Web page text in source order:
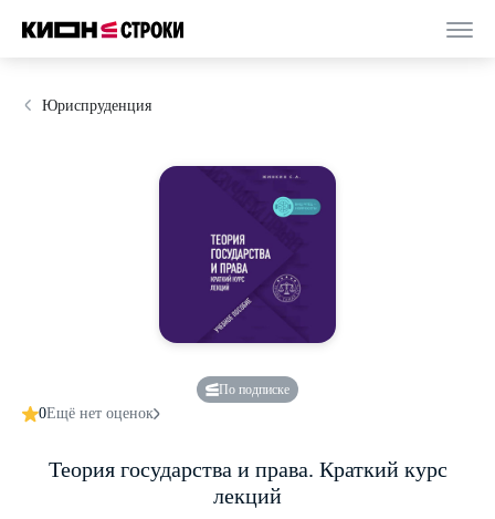
Юриспруденция
По подписке
0Ещё нет оценок
Теория государства и права. Краткий курс
лекций